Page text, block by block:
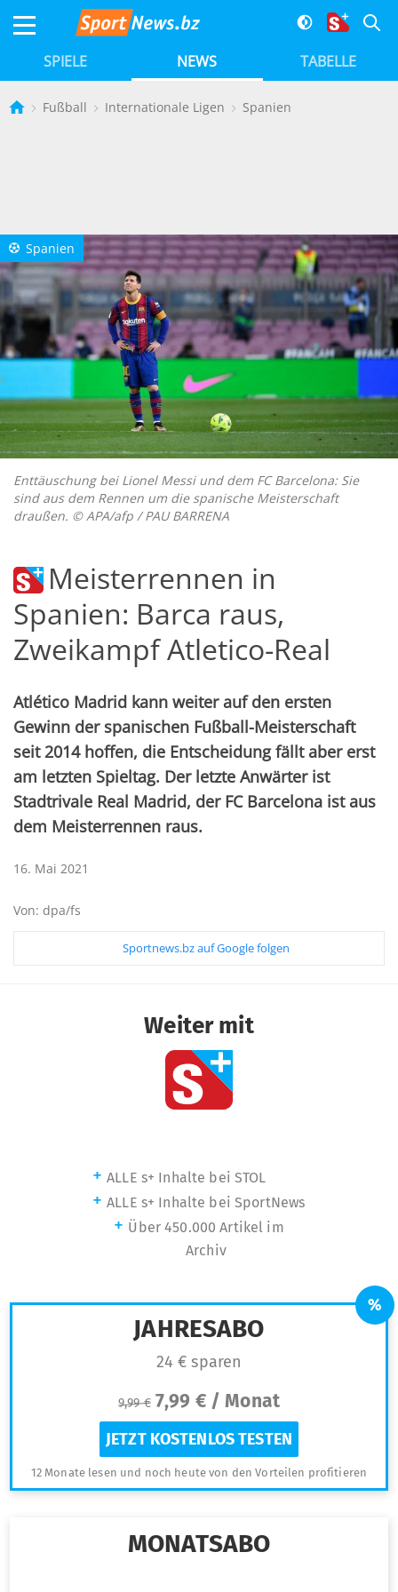
SPIELE NEWS TABELLE
Fußball Internationale Ligen Spanien
a Spanien
Enttäuschung bei Lionel Messi und dem FC Barcelona: Sie
sind aus dem Rennen um die spanische Meisterschaft
draußen. © APA/afp / PAU BARRENA
Meisterrennen in
Spanien: Barca raus,
Zweikampf Atletico-Real
Atlético Madrid kann weiter auf den ersten
Gewinn der spanischen Fußball-Meisterschaft
seit 2014 hoffen, die Entscheidung fällt aber erst
am letzten Spieltag. Der letzte Anwärter ist
Stadtrivale Real Madrid, der FC Barcelona ist aus
dem Meisterrennen raus.
16. Mai 2021
Von: dpa/fs
Sportnews.bz auf Google folgen